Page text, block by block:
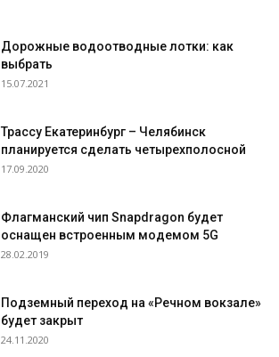
Дорожные водоотводные лотки: как
выбрать
15.07.2021
Трассу Екатеринбург – Челябинск
планируется сделать четырехполосной
17.09.2020
Флагманский чип Snapdragon будет
оснащен встроенным модемом 5G
28.02.2019
Подземный переход на «Речном вокзале»
будет закрыт
24.11.2020